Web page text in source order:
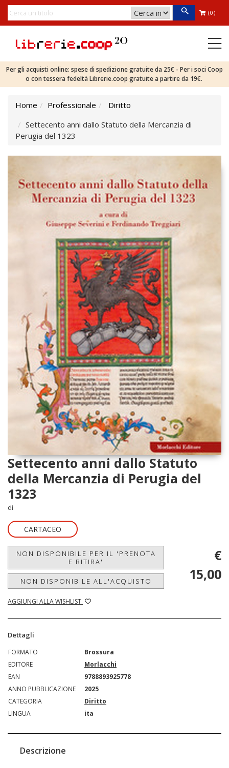
(0)
Per gli acquisti online: spese di spedizione gratuite da 25€ - Per i soci Coop
o con tessera fedeltà Librerie.coop gratuite a partire da 19€.
Home Professionale
Diritto
Settecento anni dallo Statuto della Mercanzia di
Perugia del 1323
Settecento anni dallo Statuto
della Mercanzia di Perugia del
1323
di
CARTACEO
NON DISPONIBILE PER IL 'PRENOTA
E RITIRA'
NON DISPONIBILE ALL'ACQUISTO
AGGIUNGI ALLA WISHLIST
€
15,00
Dettagli
FORMATO
Brossura
EDITORE
Morlacchi
EAN
9788893925778
ANNO PUBBLICAZIONE
2025
CATEGORIA
Diritto
LINGUA
ita
Descrizione